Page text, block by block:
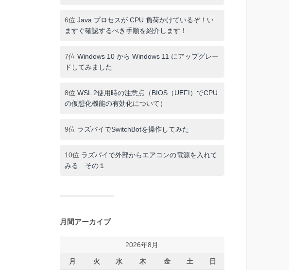
6位 Java プロセスが CPU 負荷かけているぞ！い
ますぐ確認するべき手順を紹介します！
7位 Windows 10 から Windows 11 にアップグレー
ドしてみました
8位 WSL 2使用時の注意点（BIOS（UEFI）でCPU
の仮想化機能の有効化について）
9位 ラズパイでSwitchBotを操作してみた
10位 ラズパイで外部からエアコンの電源を入れて
みる その１
月間アーカイブ
2026年8月
月 火 水 木 金 土 日